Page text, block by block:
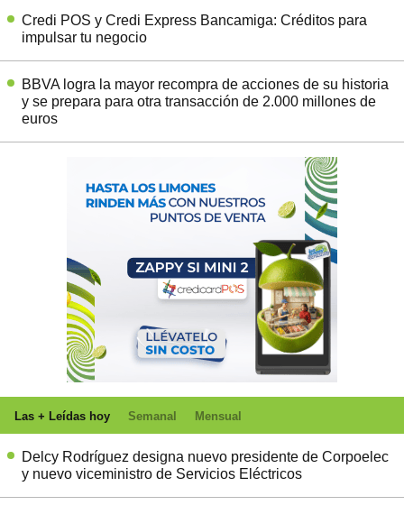
Credi POS y Credi Express Bancamiga: Créditos para
impulsar tu negocio
BBVA logra la mayor recompra de acciones de su historia
y se prepara para otra transacción de 2.000 millones de
euros
Las + Leídas hoy Semanal Mensual
Delcy Rodríguez designa nuevo presidente de Corpoelec
y nuevo viceministro de Servicios Eléctricos